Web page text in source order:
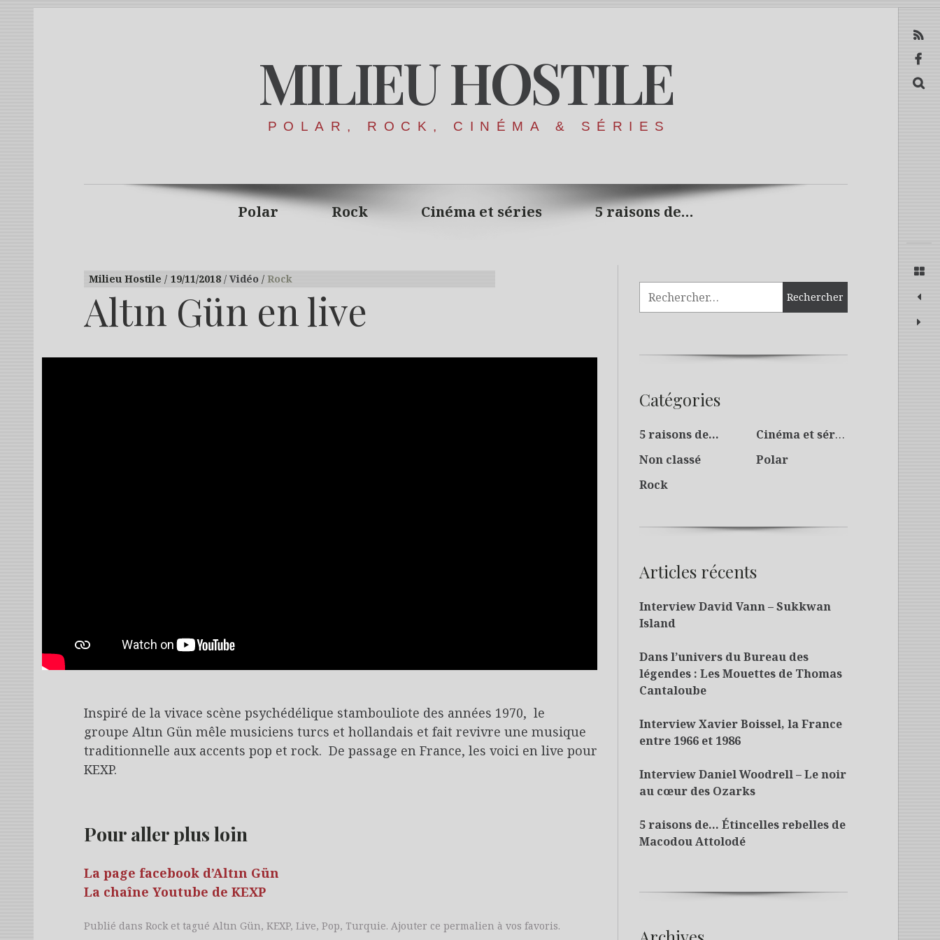
MILIEU HOSTILE
POLAR, ROCK, CINÉMA & SÉRIES
Polar Rock Cinéma et séries 5 raisons de…
Milieu Hostile 19/11/2018 Vidéo Rock
Altın Gün en live
Inspiré de la vivace scène psychédélique stambouliote des années 1970, le
groupe Altın Gün mêle musiciens turcs et hollandais et fait revivre une musique
traditionnelle aux accents pop et rock. De passage en France, les voici en live pour
KEXP.
Pour aller plus loin
La page facebook d’Altın Gün
La chaîne Youtube de KEXP
Publié dans Rocket tagué Altın Gün, KEXP, Live, Pop, Turquie. Ajouter ce permalien à vos favoris.
Catégories
5 raisons de…
Cinéma et séries
Non classé
Polar
Rock
Articles récents
Interview David Vann – Sukkwan
Island
Dans l’univers du Bureau des
légendes : Les Mouettes de Thomas
Cantaloube
Interview Xavier Boissel, la France
entre 1966 et 1986
Interview Daniel Woodrell – Le noir
au cœur des Ozarks
5 raisons de… Étincelles rebelles de
Macodou Attolodé
RSS
Facebook
Recerca